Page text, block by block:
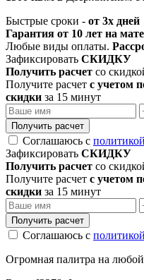
Быстрые сроки - от 3х дней
Гарантия от 10 лет на
Любые виды оплаты.
Зафиксировать СКИДКУ
Получить расчет со
Получите расчет с учетом
скидки за 15 минут
Получить расчет
Соглашаюсь с
Зафиксировать СКИДКУ
Получить расчет со
Получите расчет с учетом
скидки за 15 минут
Получить расчет
Соглашаюсь с
Огромная палитра на